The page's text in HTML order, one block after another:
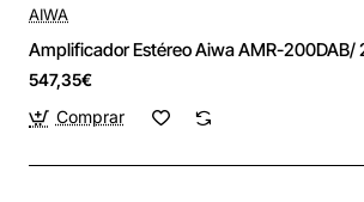
AIWA
Amplificador Estéreo Aiwa AMR-200DAB/
547,35€
Comprar